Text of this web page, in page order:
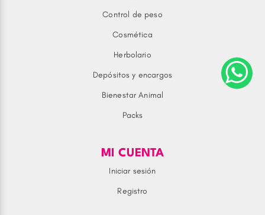
Control de peso
Cosmética
Herbolario
Depósitos y encargos
Bienestar Animal
Packs
MI CUENTA
Iniciar sesión
Registro